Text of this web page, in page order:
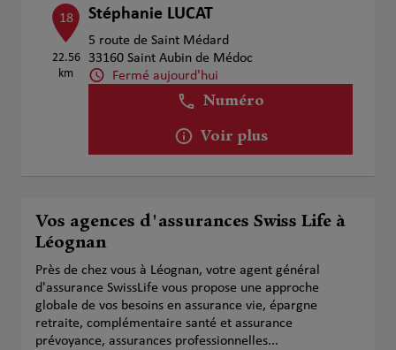
18
22.56
km
Stéphanie LUCAT
5 route de Saint Médard
33160 Saint Aubin de Médoc
Fermé aujourd'hui
Numéro
Voir plus
Vos agences d'assurances Swiss Life à
Léognan
Près de chez vous à Léognan, votre agent général
d'assurance SwissLife vous propose une approche
globale de vos besoins en assurance vie, épargne
retraite, complémentaire santé et assurance
prévoyance, assurances professionnelles...